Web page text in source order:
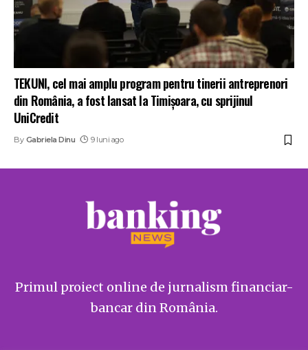
TEKUNI, cel mai amplu program pentru tinerii antreprenori
din România, a fost lansat la Timișoara, cu sprijinul
UniCredit
By Gabriela Dinu 9 luni ago
Primul proiect online de jurnalism financiar-
bancar din România.